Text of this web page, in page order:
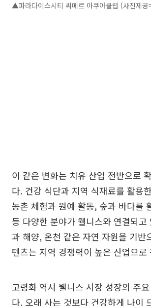
▲파라다이스시티 씨메르 아쿠아클럽 (사진제공
이 같은 변화는 치유 산업 전반으로
다. 건강 식단과 지역 식재료를 활용
농촌 체험과 원예 활동, 숲과 바다를
등 다양한 분야가 웰니스와 연결되고
과 해양, 온천 같은 자연 자원을 기반
텐츠는 지역 경쟁력이 높은 산업으로
고령화 역시 웰니스 시장 성장의 주
다. 오래 사는 것보다 건강하게 나이